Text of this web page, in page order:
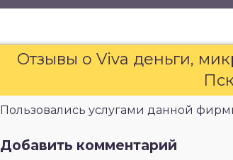
Отзывы о Viva деньги,
Пользовались услугами данной
Добавить комментарий